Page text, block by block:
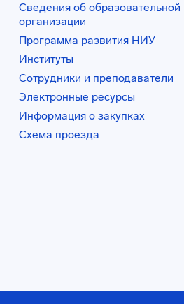
Сведения об образовательной
организации
Программа развития НИУ
Институты
Сотрудники и преподаватели
Электронные ресурсы
Информация о закупках
Схема проезда